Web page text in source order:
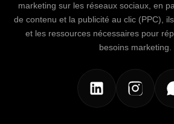
marketing sur les réseaux sociaux, en
de contenu et la publicité au clic (PPC),
et les ressources nécessaires pour
besoins marketing.